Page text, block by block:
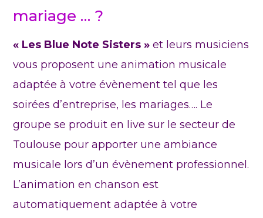
mariage … ?
« Les Blue Note Sisters » et leurs musiciens
vous proposent une animation musicale
adaptée à votre évènement tel que les
soirées d’entreprise, les mariages…. Le
groupe se produit en live sur le secteur de
Toulouse pour apporter une ambiance
musicale lors d’un évènement professionnel.
L’animation en chanson est
automatiquement adaptée à votre